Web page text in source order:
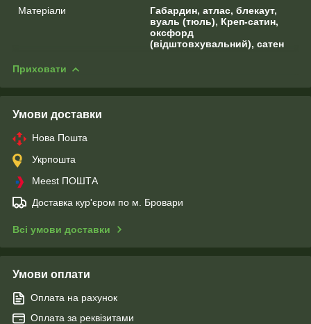
Матеріали
Габардин, атлас, блекаут,
вуаль (тюль), Креп-сатин,
оксфорд
(відштовхувальний), сатен
Приховати
Умови доставки
Нова Пошта
Укрпошта
Meest ПОШТА
Доставка кур'єром по м. Бровари
Всі умови доставки
Умови оплати
Оплата на рахунок
Оплата за реквізитами